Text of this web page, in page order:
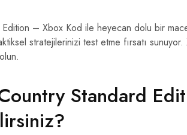
– Xbox Kod ile heyecan dolu bir
stratejilerinizi test etme fırsatı
Standard